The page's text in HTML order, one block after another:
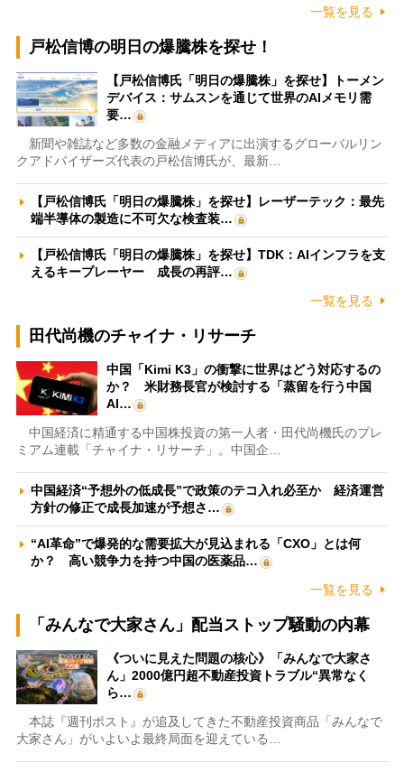
一覧を見る
戸松信博の明日の爆騰株を探せ！
【戸松信博氏「明日の爆騰株」を探せ】トーメン
デバイス：サムスンを通じて世界のAIメモリ需
要…
新聞や雑誌など多数の金融メディアに出演するグローバルリン
クアドバイザーズ代表の戸松信博氏が、最新…
【戸松信博氏「明日の爆騰株」を探せ】レーザーテック：最先
端半導体の製造に不可欠な検査装…
【戸松信博氏「明日の爆騰株」を探せ】TDK：AIインフラを支
えるキープレーヤー 成長の再評…
一覧を見る
田代尚機のチャイナ・リサーチ
中国「Kimi K3」の衝撃に世界はどう対応するの
か？ 米財務長官が検討する「蒸留を行う中国
AI…
中国経済に精通する中国株投資の第一人者・田代尚機氏のプレ
ミアム連載「チャイナ・リサーチ」。中国企…
中国経済“予想外の低成長”で政策のテコ入れ必至か 経済運営
方針の修正で成長加速が予想さ…
“AI革命”で爆発的な需要拡大が見込まれる「CXO」とは何
か？ 高い競争力を持つ中国の医薬品…
一覧を見る
「みんなで大家さん」配当ストップ騒動の内幕
《ついに見えた問題の核心》「みんなで大家さ
ん」2000億円超不動産投資トラブル“異常なく
ら…
本誌『週刊ポスト』が追及してきた不動産投資商品「みんなで
大家さん」がいよいよ最終局面を迎えている…